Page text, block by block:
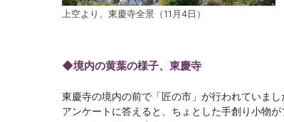
上空より、東慶寺全景（11月4日）
◆境内の黄葉の様子、東慶寺
東慶寺の境内の前で「匠の市」が行われていまし
アンケートに答えると、ちょとした手創り小物が